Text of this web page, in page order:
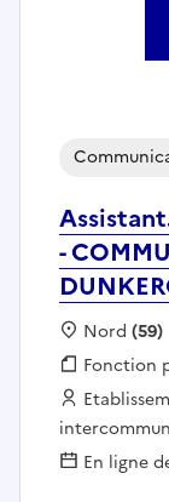
-
Nord (59)
Fonction
Fonction
En ligne